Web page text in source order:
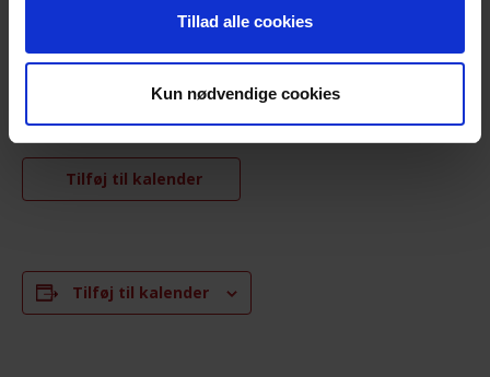
Tillad alle cookies
Kun nødvendige cookies
Lene Kathrine Jensen, Morten Holler, Mona Fenger,
Tilføj til kalender
Tilføj til kalender